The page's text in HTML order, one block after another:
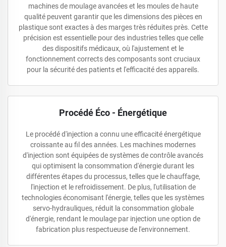
machines de moulage avancées et les moules de haute
qualité peuvent garantir que les dimensions des pièces en
plastique sont exactes à des marges très réduites près. Cette
précision est essentielle pour des industries telles que celle
des dispositifs médicaux, où l'ajustement et le
fonctionnement corrects des composants sont cruciaux
pour la sécurité des patients et l'efficacité des appareils.
Procédé Éco - Énergétique
Le procédé d'injection a connu une efficacité énergétique
croissante au fil des années. Les machines modernes
d'injection sont équipées de systèmes de contrôle avancés
qui optimisent la consommation d'énergie durant les
différentes étapes du processus, telles que le chauffage,
l'injection et le refroidissement. De plus, l'utilisation de
technologies économisant l'énergie, telles que les systèmes
servo-hydrauliques, réduit la consommation globale
d'énergie, rendant le moulage par injection une option de
fabrication plus respectueuse de l'environnement.